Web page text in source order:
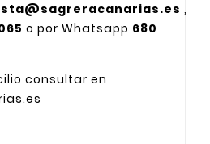
,
o por Whatsapp 680
consultar en